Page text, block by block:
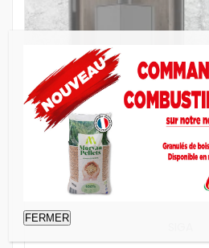
FERMER